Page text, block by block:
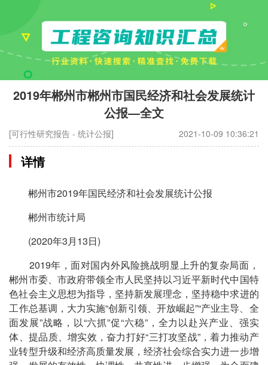
2019年郴州市郴州市国民经济和社会发展统计
公报—全文
[可行性研究报告 - 统计公报] 2021-10-09 10:36:21
详情
郴州市2019年国民经济和社会发展统计公报
郴州市统计局
(2020年3月13日)
2019年，面对国内外风险挑战明显上升的复杂局面，
郴州市委、市政府带领全市人民坚持以习近平新时代中国特
色社会主义思想为指导，坚持新发展理念，坚持稳中求进的
工作总基调，大力实施“创新引领、开放崛起”“产业主导、全
面发展”战略，以“六抓”促“六稳”，全力以赴兴产业、强实
体、提品质、增实效，奋力打好“三打攻坚战”，着力推动产
业转型升级和经济高质量发展，经济社会综合实力进一步增